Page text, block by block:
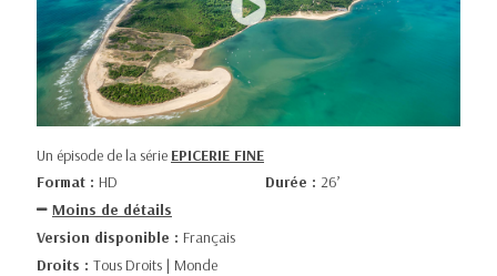
Un épisode de la série EPICERIE FINE
Format : HD Durée : 26’
Moins de détails
Version disponible : Français
Droits : Tous Droits | Monde